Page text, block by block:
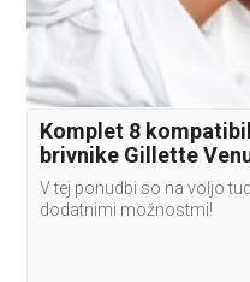
Komplet 8
brivnike Gillette
V tej ponudbi so na voljo
dodatnimi možnostmi!